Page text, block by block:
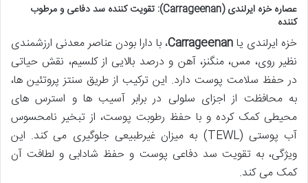
عصاره خزه ایرلندی (Carrageenan): تقویت کننده سد دفاعی و مرطوب
کننده
خزه ایرلندی یاCarrageenan، با دارا بودن عناصر معدنی ارزشمندی
نظیر روی، مس، منگنز، آهن و درصد بالایی از کلسیم، نقش حیاتی
در حفظ سلامت پوست دارد. این ترکیب از طریق سنتز پروتئین ها،
به محافظت از اجزای سلولی در برابر آسیب ها و استرس های
محیطی کمک کرده و با حفظ رطوبت پوست، از تبخیر نامحسوس
آب پوستی (TEWL) به میزان غیرطبیعی جلوگیری می کند. این
ویژگی، به تقویت سد دفاعی پوست و حفظ شادابی و لطافت آن
کمک می کند.